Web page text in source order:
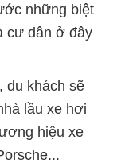
những biệt
cư dân ở đây
du khách sẽ
lầu xe hơi
hiệu xe